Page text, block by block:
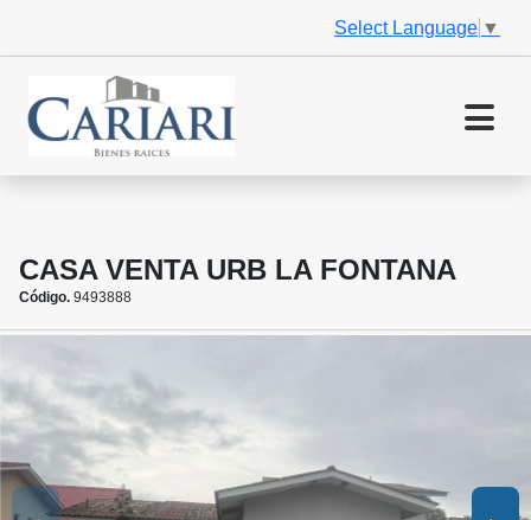
Select Language ▼
CASA VENTA URB LA FONTANA
Código. 9493888